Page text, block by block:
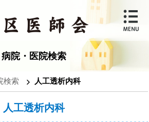
病院・医院検索
検索 人工透析内科
人工透析内科